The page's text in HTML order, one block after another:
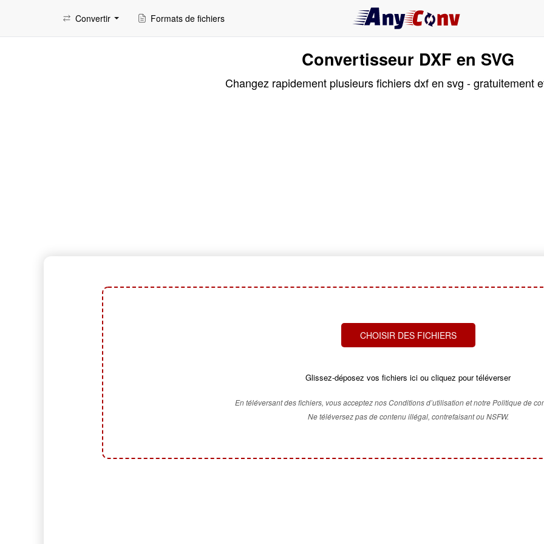
Convertir Formats de fichiers
Convertisseur DXF en SVG
Changez rapidement plusieurs fichiers dxf en svg - gratuitement
CHOISIR DES FICHIERS
Glissez-déposez vos fichiers ici ou cliquez pour téléverser
En téléversant des fichiers, vous acceptez nos Conditions d’utilisation et notre Politique de
Ne téléversez pas de contenu illégal, contrefaisant ou NSFW.